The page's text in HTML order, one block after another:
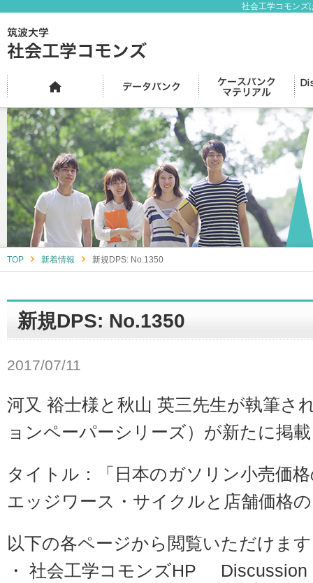
社会工学コモンズ
TOP 新着情報 新規DPS: No.1350
新規DPS: No.1350
2017/07/11
河又 裕士様と秋山 英三先生が執筆さ
ョンペーパーシリーズ）が新たに掲
タイトル：「日本のガソリン小売価
エッジワース・サイクルと店舗価格
以下の各ページから閲覧いただけま
・ 社会工学コモンズHP